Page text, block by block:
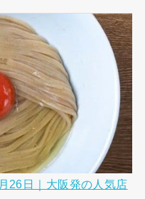
26日｜大阪発の人気店